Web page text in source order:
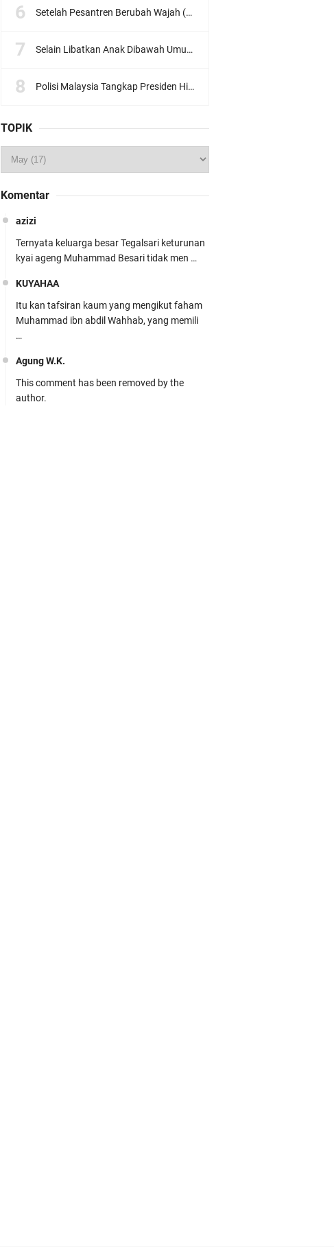
Setelah Pesantren Berubah Wajah (Dari NU Ke Wahabi)
Selain Libatkan Anak Dibawah Umur, Aksi Ganyang Komunis Jadi Sorotan Karena Ada Narasi Halal Sembelih Orang
Polisi Malaysia Tangkap Presiden Hizbut Tahrir Saat Konferensi Pers
TOPIK
Komentar
azizi
Ternyata keluarga besar Tegalsari keturunan
kyai ageng Muhammad Besari tidak men …
KUYAHAA
Itu kan tafsiran kaum yang mengikut faham
Muhammad ibn abdil Wahhab, yang memili
…
Agung W.K.
This comment has been removed by the
author.